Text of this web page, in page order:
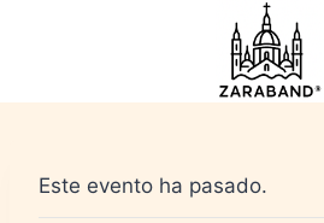
Este evento ha pasado.